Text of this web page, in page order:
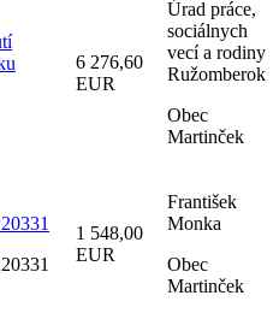
6 276,60
EUR
Úrad práce,
sociálnych
vecí a rodiny
Ružomberok
Obec
Martinček
1 548,00
EUR
František
Monka
Obec
Martinček